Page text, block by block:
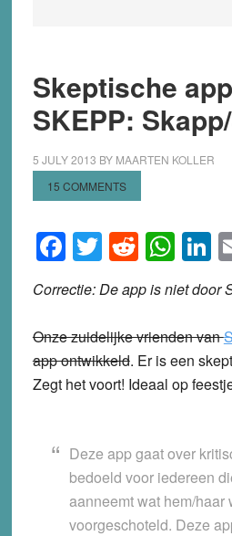
Skeptische
SKEPP:
5 JULY 2013 BY MAARTEN KOLLER
15 COMMENTS
Facebook
Twitter
Reddit
Correctie: De app is niet door
Onze zuidelijke vrienden van
app ontwikkeld. Er is een
Zegt het voort! Ideaal op
Deze app gaat over
bedoeld voor iedereen
aanneemt wat hem/haar
voorgeschoteld. Deze